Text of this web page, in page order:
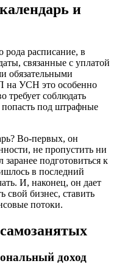
и
рода расписание, в
связанные с уплатой
обязательными
на УСН это особенно
требует соблюдать
под штрафные
Во-первых, он
не пропустить ни
подготовиться к
в последний
И, наконец, он дает
свой бизнес, ставить
потоки.
доход